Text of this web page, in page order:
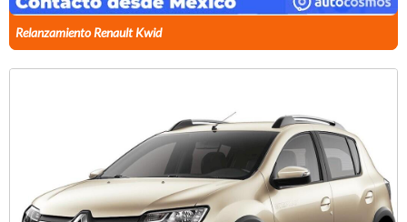
Relanzamiento Renault Kwid